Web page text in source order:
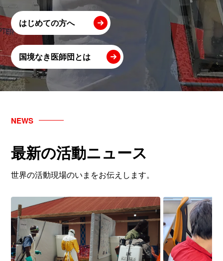
はじめての方へ
国境なき医師団とは
NEWS
最新の活動ニュース
世界の活動現場のいまをお伝えします。